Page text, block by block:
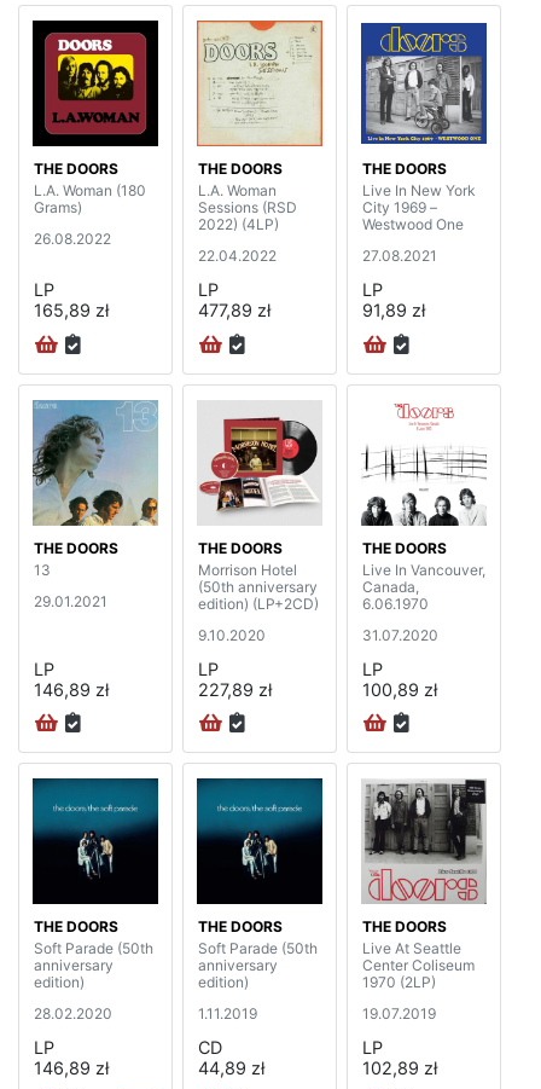
THE DOORS
L.A. Woman (180
Grams)
26.08.2022
LP
165,89 zł
THE DOORS
L.A. Woman
Sessions (RSD
2022) (4LP)
22.04.2022
LP
477,89 zł
THE DOORS
Live In New York
City 1969 –
Westwood One
27.08.2021
LP
91,89 zł
THE DOORS
13
29.01.2021
LP
146,89 zł
THE DOORS
Morrison Hotel
(50th anniversary
edition) (LP+2CD)
9.10.2020
LP
227,89 zł
THE DOORS
Live In Vancouver,
Canada,
6.06.1970
31.07.2020
LP
100,89 zł
THE DOORS
Soft Parade (50th
anniversary
edition)
28.02.2020
LP
146,89 zł
THE DOORS
Soft Parade (50th
anniversary
edition)
1.11.2019
CD
44,89 zł
THE DOORS
Live At Seattle
Center Coliseum
1970 (2LP)
19.07.2019
LP
102,89 zł